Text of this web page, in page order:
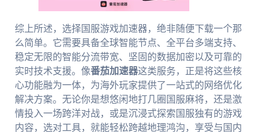
综上所述，选择国服游戏加速器，绝非随便下载一个那
么简单。它需要具备全球智能节点、全平台多端支持、
稳定无限的智能分流带宽、坚固的数据加密以及可靠的
实时技术支援。像番茄加速器这类服务，正是将这些核
心功能融为一体，为海外玩家提供了一站式的网络优化
解决方案。无论你是想悠闲地打几圈国服麻将，还是激
情投入一场跨洋对战，或是沉浸式探索国服独有的游戏
内容，选对工具，就能轻松跨越地理鸿沟，享受与国内